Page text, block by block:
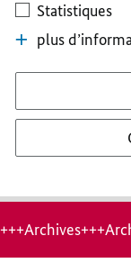
Statistiques
plus